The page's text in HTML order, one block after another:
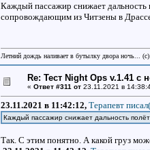
Каждый пассажир снижает дальность
сопровождающим из Читзены в
Летний дождь наливает в бутылку двора ночь...
Re: Тест Night Ops v.1.41 с
« Ответ #311 от23.11.2021 в
23.11.2021 в 11:42:12, Терапевт
Каждый пассажир снижает дальность
Так. С этим понятно. А какой груз